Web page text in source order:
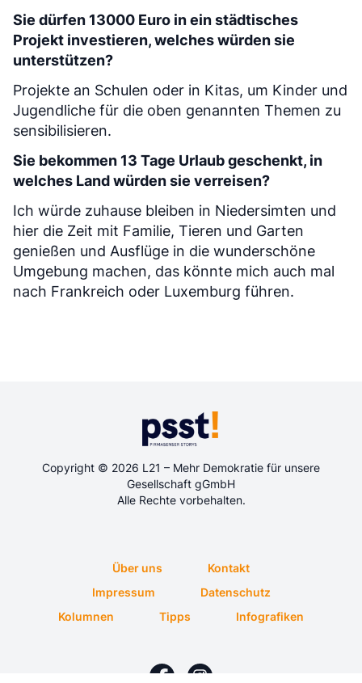
Sie dürfen 13000 Euro in ein städtisches
Projekt investieren, welches würden sie
unterstützen?
Projekte an Schulen oder in Kitas, um Kinder und
Jugendliche für die oben genannten Themen zu
sensibilisieren.
Sie bekommen 13 Tage Urlaub geschenkt, in
welches Land würden sie verreisen?
Ich würde zuhause bleiben in Niedersimten und
hier die Zeit mit Familie, Tieren und Garten
genießen und Ausflüge in die wunderschöne
Umgebung machen, das könnte mich auch mal
nach Frankreich oder Luxemburg führen.
Copyright © 2026 L21 – Mehr Demokratie für unsere
Gesellschaft gGmbH
Alle Rechte vorbehalten.
Über uns
Kontakt
Impressum
Datenschutz
Kolumnen
Tipps Infografiken